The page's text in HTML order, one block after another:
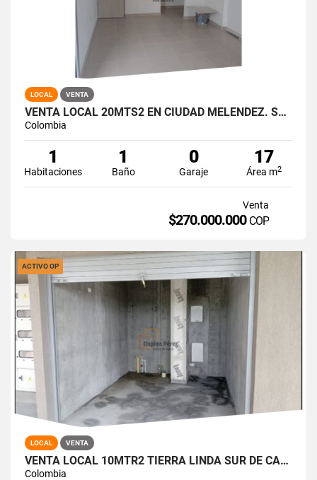
LOCAL VENTA
VENTA LOCAL 20MTS2 EN CIUDAD MELÉNDEZ. SUR DE CALI. 14552-1
Colombia
1
Habitaciones
1
Baño
0
Garaje
17
Área m2
Venta
$270.000.000 COP
ACTIVO OP
LOCAL VENTA
VENTA LOCAL 10MTR2 TIERRA LINDA SUR DE CALI 13195-1
Colombia